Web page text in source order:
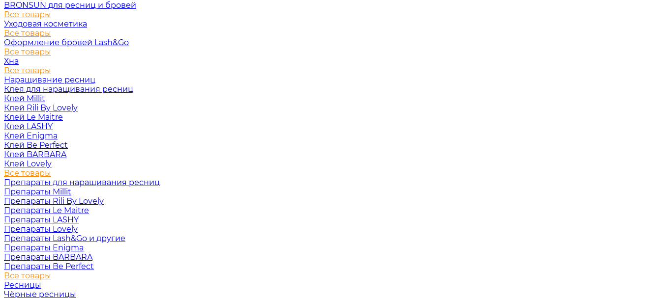
BRONSUN для ресниц и бровей
Все товары
Уходовая косметика
Все товары
Оформление бровей Lash&Go
Все товары
Хна
Все товары
Наращивание ресниц
Клея для наращивания ресниц
Клей Millit
Клей Rili By Lovely
Клей Le Maitre
Клей LASHY
Клей Enigma
Клей Be Perfect
Клей BARBARA
Клей Lovely
Все товары
Препараты для наращивания ресниц
Препараты Millit
Препараты Rili By Lovely
Препараты Le Maitre
Препараты LASHY
Препараты Lovely
Препараты Lash&Go и другие
Препараты Enigma
Препараты BARBARA
Препараты Be Perfect
Все товары
Ресницы
Чёрные ресницы